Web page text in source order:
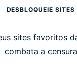
DESBLOQUEIE SITES
sites favoritos
combata a censura